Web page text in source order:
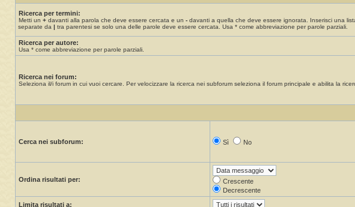
Ricerca per termini:
Metti un + davanti alla parola che deve essere cercata e un - davanti a quella che deve essere ignorata. Inserisci una
separate da
tra parentesi se solo una delle parole deve essere cercata. Usa * come abbreviazione per parole parziali.
Ricerca per autore:
Usa * come abbreviazione per parole parziali.
Ricerca nei forum:
Seleziona il/i forum in cui vuoi cercare. Per velocizzare la ricerca nei subforum seleziona il forum principale e abilita la
Cerca nei subforum: Sì No
Ordina risultati per:
Crescente
Decrescente
Limita risultati a: